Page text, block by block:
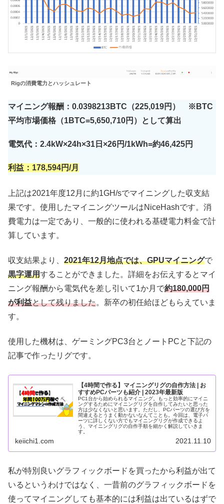
Rigの消費電力とハッシュレート
マイニング報酬：0.0398213BTC（225,019円） ※BTC
平均市場価格（1BTC=5,650,710円）として算出
電気代：2.4kW×24h×31日×26円/1kWh=約46,425円
利益：178,594円/月
上記は2021年度12月に約1GH/sでマイニングした収支結
果です。使用したマイニングツールはNiceHashです。消
費電力は一定であり、一般的に使われる基礎電力料金で計
算しています。
収支結果より、 2021年12月地点では、GPUマイニングで
黒字運用することができました。詳細をお伝えするとマイ
ニング報酬から電気代を差し引いて1か月で約180,000円
が利益として残りました。新卒の初任給ほどもらえていま
す。
使用した機材は、ゲーミングPC3台とノートPCと下記の
記事で作ったリグです。
【4時間で作る】マイニングリグの自作方法 | お
すすめPCパーツも紹介 | 2023年最新版
PC1台から始められるマイニング。もっと効率的にマイニ
ングするためにマイニングリグを自作してみたいと思った
方は少なくないと思います。ただし、PCパーツの選び方を
間違えるとうまく動かないなんてことも。今回は、電子パ
ーツに詳しくない方でもマイニングリグが作成できるよ
う、マイニングリグの自作手順を細かく解説していきま
す。
keiichi1.com 2021.11.10
私が特別良いグラフィックボードを買ったから利益が出て
いるというわけではなく、一昔前のグラフィックボードを
使ってマイニングしても基本的には利益は出ているはずで